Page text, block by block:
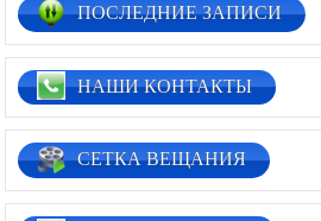
ПОСЛЕДНИЕ ЗАПИСИ
НАШИ КОНТАКТЫ
СЕТКА ВЕЩАНИЯ